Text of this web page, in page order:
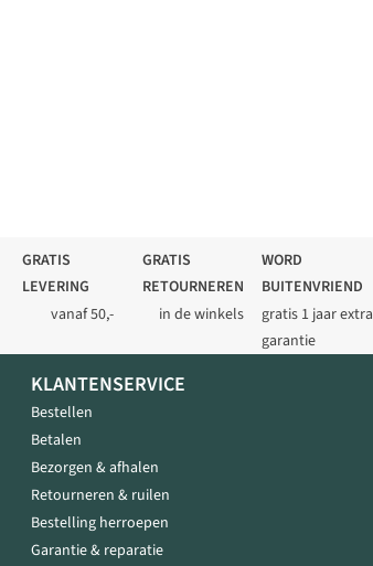
GRATIS
LEVERING
vanaf 50,-
GRATIS
RETOURNEREN
in de winkels
WORD
BUITENVRIEND
gratis 1 jaar extra
garantie
KLANTENSERVICE
Bestellen
Betalen
Bezorgen & afhalen
Retourneren & ruilen
Bestelling herroepen
Garantie & reparatie